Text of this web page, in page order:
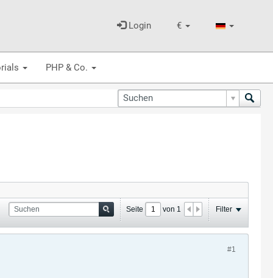
€
Login
PHP & Co.
Seite von 1 Filter
#1